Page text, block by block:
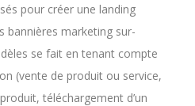
pour créer une landing
bannières marketing sur-
se fait en tenant compte
(vente de produit ou service,
téléchargement d’un